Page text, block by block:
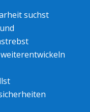
suchst